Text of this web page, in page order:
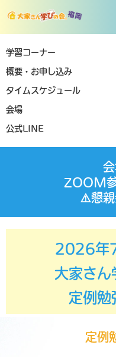
学習コーナー
概要・お申し込み
タイムスケジュール
会場
公式LINE
ZOOM参
⚠️懇親
2026年7
大家さん
定例勉
定例